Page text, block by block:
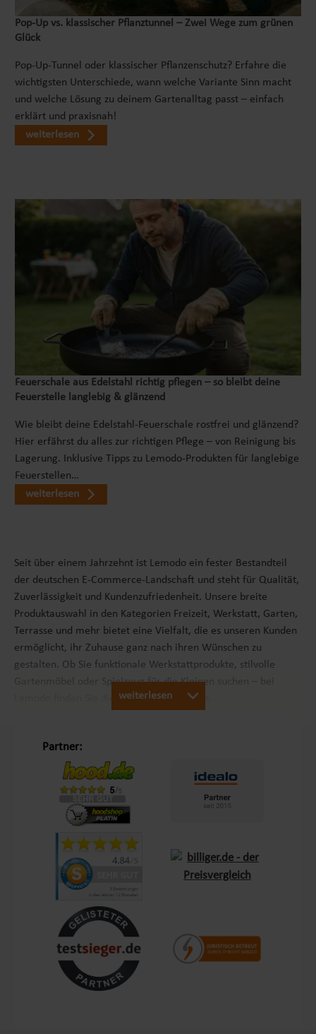
Pop‑Up vs. klassischer Pflanztunnel – Zwei Wege zum grünen
Glück
Pop-Up-Tunnel oder klassischer Pflanzenschutz? Erfahre die
wichtigsten Unterschiede, wann welche Variante Sinn macht
und welche Lösung zu deinem Gartenalltag passt – einfach
erklärt und praxisnah!
weiterlesen
Feuerschale aus Edelstahl richtig pflegen – so bleibt deine
Feuerstelle langlebig & glänzend
Wie bleibt deine Edelstahl-Feuerschale rostfrei und glänzend?
Hier erfährst du alles zur richtigen Pflege – von Reinigung bis
Lagerung. Inklusive Tipps zu Lemodo-Produkten für langlebige
Feuerstellen…
weiterlesen
Seit über einem Jahrzehnt ist Lemodo ein fester Bestandteil
der deutschen E-Commerce-Landschaft und steht für Qualität,
Zuverlässigkeit und Kundenzufriedenheit. Unsere breite
Produktauswahl in den Kategorien Freizeit, Werkstatt, Garten,
Terrasse und mehr bietet eine Vielfalt, die es unseren Kunden
ermöglicht, ihr Zuhause ganz nach ihren Wünschen zu
gestalten. Ob Sie funktionale Werkstattprodukte, stilvolle
Gartenmöbel oder Spielzeug für die Kleinen suchen – bei
Lemodo finden Sie die passenden Produkte.
Mit dem Leitsatz „Schöner Leben in Haus und Garten“ ist es
unser Ziel, das Einkaufserlebnis unserer Kunden in Europa so
angenehm wie möglich zu gestalten. Durch unsere
EigenmarkenLemodo
genau auf die Bedürfnisse unserer Kunden abgestimmt sind.
Diese Marken stehen für Qualität und Funktionalität und
lassen keine Wünsche offen – sei es im Bereich Terrasse,
Outdoor oder Living.
Kundenzufriedenheit und Service aus Deutschland
Mit einem zentralen Standort in Bechhofen, im Herzen
Frankens, garantieren wir schnellen Versand und Verfügbarkeit
weiterlesen
Partner: